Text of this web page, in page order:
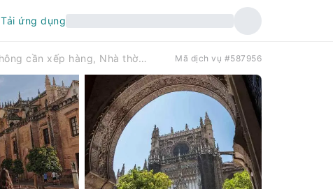
Tải ứng dụng
Seville: Tour tham quan có hướng dẫn viên, không cần xếp hàng, Nhà thờ và Tháp Giralda | Tây Ban Nha Mã dịch vụ #587956